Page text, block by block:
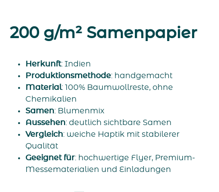
200 g/m² Samenpapier
Herkunft: Indien
Produktionsmethode: handgemacht
Material: 100% Baumwollreste, ohne
Chemikalien
Samen: Blumenmix
Aussehen: deutlich sichtbare Samen
Vergleich: weiche Haptik mit stabilerer
Qualität
Geeignet für: hochwertige Flyer, Premium-
Messematerialien und Einladungen